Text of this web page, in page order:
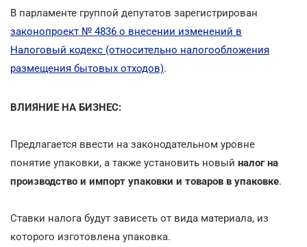
В парламенте группой депутатов зарегистрирован
законопроект № 4836 о внесении изменений в
Налоговый кодекс (относительно налогообложения
размещения бытовых отходов).
ВЛИЯНИЕ НА БИЗНЕС:
Предлагается ввести на законодательном уровне
понятие упаковки, а также установить новый налог на
производство и импорт упаковки и товаров в упаковке.
Ставки налога будут зависеть от вида материала, из
которого изготовлена упаковка.